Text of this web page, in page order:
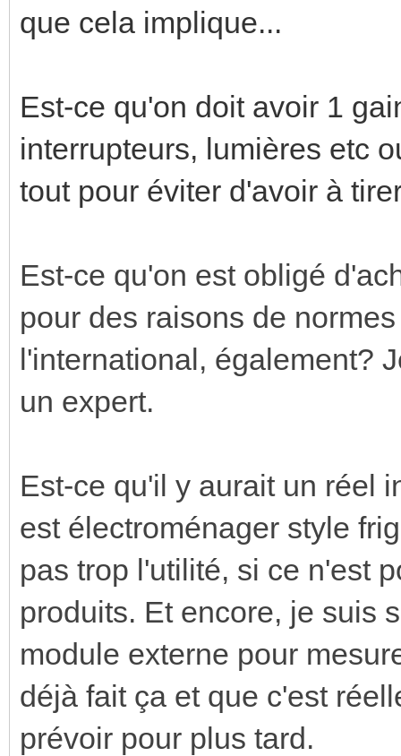
que cela implique...
Est-ce qu'on doit avoir 1
interrupteurs, lumières etc
tout pour éviter d'avoir à
Est-ce qu'on est obligé
pour des raisons de
l'international, également?
un expert.
Est-ce qu'il y aurait un réel
est électroménager style
pas trop l'utilité, si ce n'est
produits. Et encore, je suis
module externe pour
déjà fait ça et que c'est
prévoir pour plus tard.